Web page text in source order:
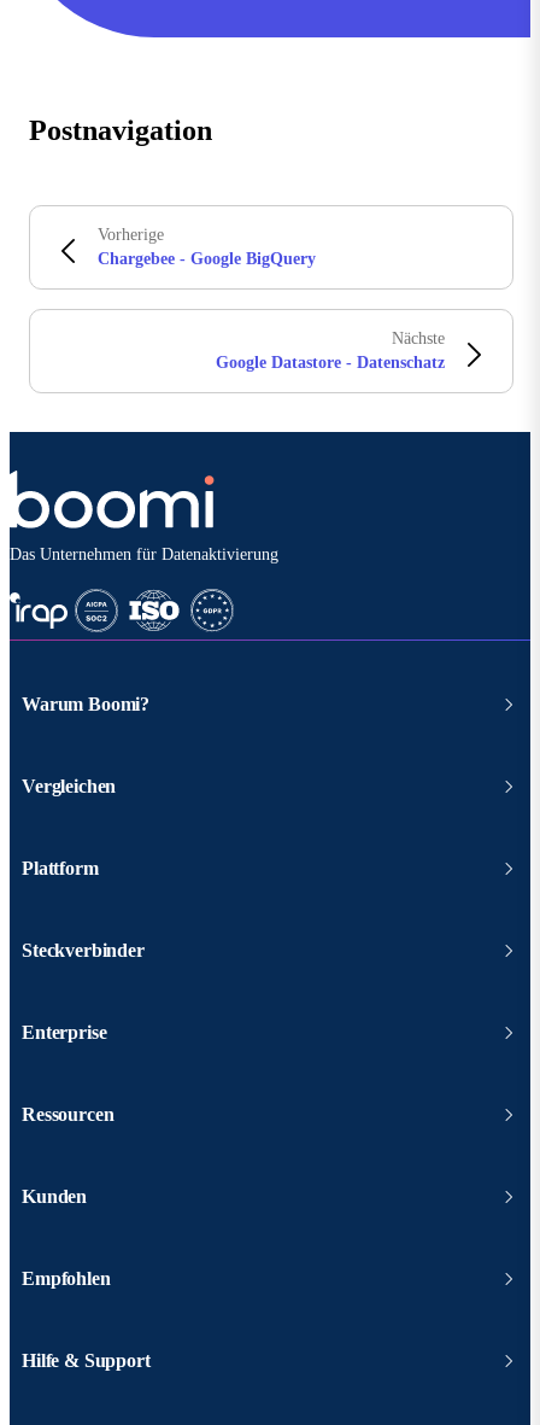
Postnavigation
Vorherige
Chargebee - Google BigQuery
Nächste
Google Datastore - Datenschatz
Das Unternehmen für Datenaktivierung
Warum Boomi?
Vergleichen
Plattform
Steckverbinder
Enterprise
Ressourcen
Kunden
Empfohlen
Hilfe & Support